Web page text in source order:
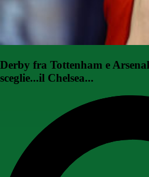
Derby fra Tottenham e
sceglie...il Chelsea...